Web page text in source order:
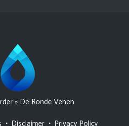
» De Ronde Venen